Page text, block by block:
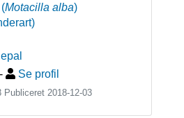
(Motacilla alba)
)
- Se profil
Publiceret 2018-12-03